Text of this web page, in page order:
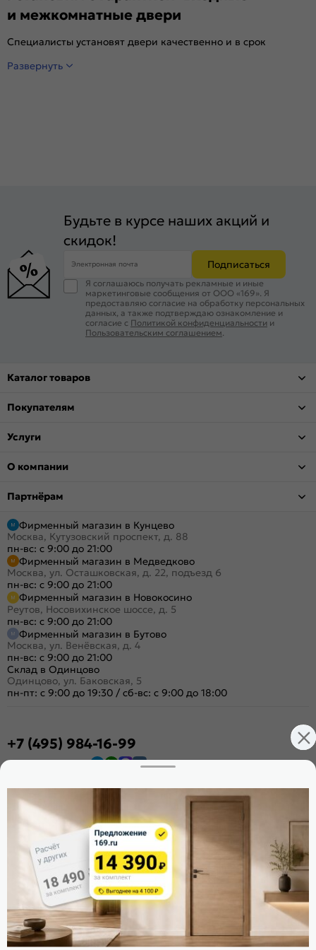
и межкомнатные двери
Специалисты установят двери качественно и в срок
Развернуть
Будьте в курсе наших акций и
скидок!
Электронная почта Подписаться
Я соглашаюсь получать рекламные и иные
маркетинговые сообщения от ООО «169». Я
предоставляю согласие на обработку персональных
данных, а также подтверждаю ознакомление и
согласие с Политикой конфиденциальности и
Пользовательским соглашением.
Каталог товаров
Покупателям
Услуги
О компании
Партнёрам
Фирменный магазин в Кунцево
Москва, Кутузовский проспект, д. 88
пн-вс: с 9:00 до 21:00
Фирменный магазин в Медведково
Москва, ул. Осташковская, д. 22, подъезд 6
пн-вс: с 9:00 до 21:00
Фирменный магазин в Новокосино
Реутов, Носовихинское шоссе, д. 5
пн-вс: с 9:00 до 21:00
Фирменный магазин в Бутово
Москва, ул. Венёвская, д. 4
пн-вс: с 9:00 до 21:00
Склад в Одинцово
Одинцово, ул. Баковская, 5
пн-пт: с 9:00 до 19:30 / сб-вс: с 9:00 до 18:00
+7 (495) 984-16-99
Заказать звонок
Стать дилером
Расскажите о нас
Поделиться
Оцените магазин
ИКС 1340
© 2010—2026 Склад Дверей 169.RU